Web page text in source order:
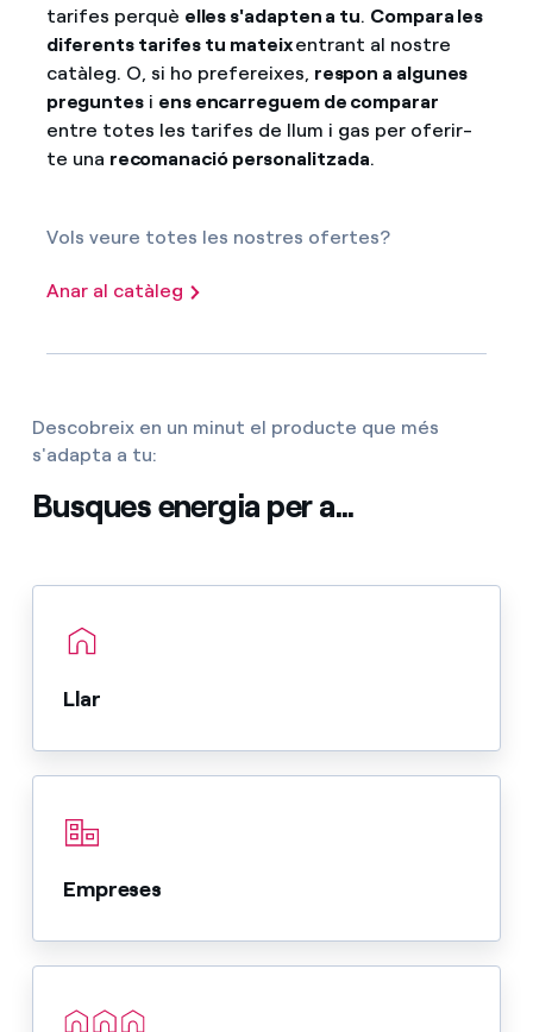
tarifes perquè elles s'adapten a tu. Compara les
diferents tarifes tu mateixentrant al nostre
catàleg. O, si ho prefereixes, respon a algunes
preguntesi ens encarreguem de comparar
entre totes les tarifes de llum i gas per oferir-
te una recomanació personalitzada.
Vols veure totes les nostres ofertes?
Anar al catàleg
Descobreix en un minut el producte que més
s'adapta a tu:
Busques energia per a...
Llar
Empreses